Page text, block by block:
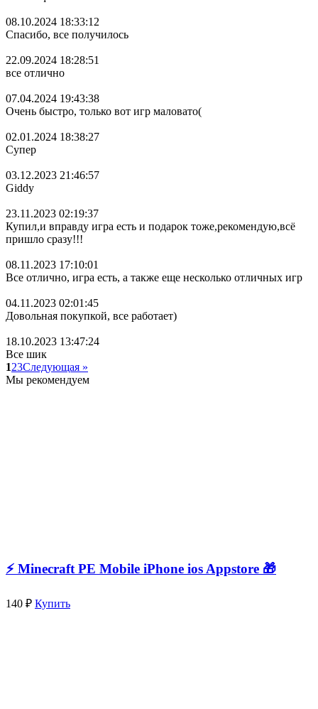
08.10.2024 18:33:12
Спасибо, все получилось
22.09.2024 18:28:51
все отлично
07.04.2024 19:43:38
Очень быстро, только вот игр маловато(
02.01.2024 18:38:27
Супер
03.12.2023 21:46:57
Giddy
23.11.2023 02:19:37
Купил,и вправду игра есть и подарок тоже,рекомендую,всё
пришло сразу!!!
08.11.2023 17:10:01
Все отлично, игра есть, а также еще несколько отличных игр
04.11.2023 02:01:45
Довольная покупкой, все работает)
18.10.2023 13:47:24
Все шик
123Следующая »
Мы рекомендуем
⚡️ Minecraft PE Mobile iPhone ios Appstore 🎁
140 ₽ Купить